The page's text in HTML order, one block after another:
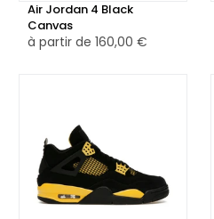
Air Jordan 4 Black
Canvas
à partir de 160,00 €